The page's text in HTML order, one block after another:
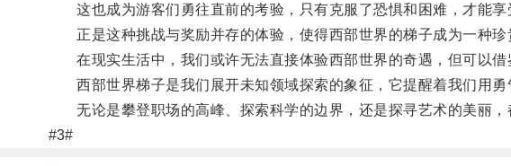
这也成为游客们勇往直前的考验，只有克服了恐惧和困难，才能享
正是这种挑战与奖励并存的体验，使得西部世界的梯子成为一种珍
在现实生活中，我们或许无法直接体验西部世界的奇遇，但可以借
西部世界梯子是我们展开未知领域探索的象征，它提醒着我们用勇
无论是攀登职场的高峰、探索科学的边界，还是探寻艺术的美丽，
#3#